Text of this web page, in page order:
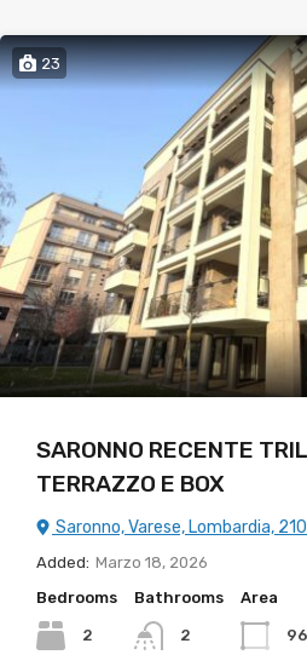
23
SARONNO RECENTE
TERRAZZO E BOX
Saronno, Varese, Lombardia,
Added: Marzo 18, 2026
Bedrooms
2
Bathrooms
2
Area
96